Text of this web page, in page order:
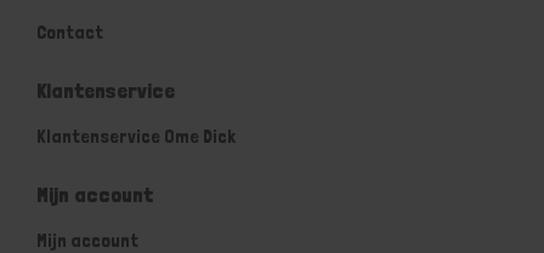
Contact
Klantenservice
Klantenservice Ome Dick
Mijn account
Mijn account